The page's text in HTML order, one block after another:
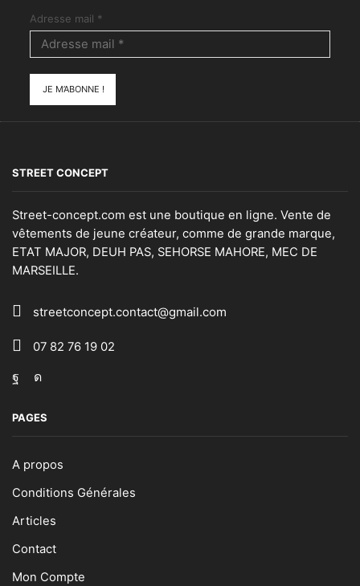
Adresse mail *
STREET CONCEPT
Street-concept.com est une boutique en ligne. Vente de
vêtements de jeune créateur, comme de grande marque,
ETAT MAJOR, DEUH PAS, SEHORSE MAHORE, MEC DE
MARSEILLE.
streetconcept.contact@gmail.com
07 82 76 19 02
Facebook
Instagram
PAGES
A propos
Conditions Générales
Articles
Contact
Mon Compte